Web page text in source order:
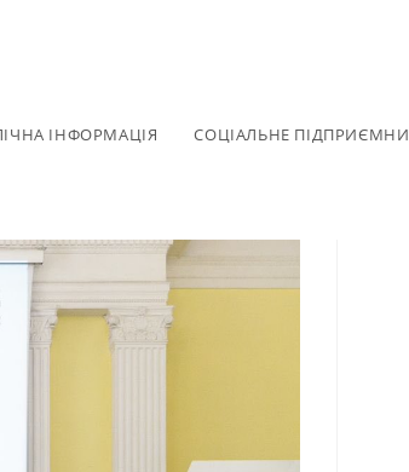
ІНФОРМАЦІЯ СОЦІАЛЬНЕ